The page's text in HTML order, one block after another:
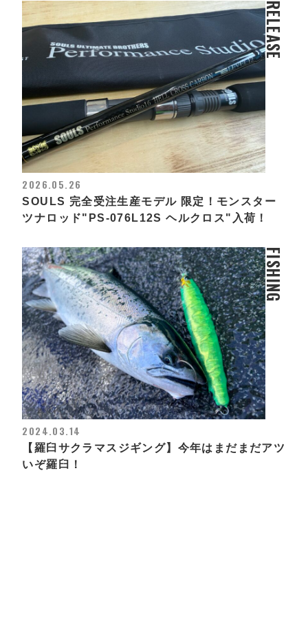
RELEASE
2026.05.26
SOULS 完全受注生産モデル 限定！モンスター
ツナロッド"PS-076L12S ヘルクロス"入荷！
FISHING
2024.03.14
【羅臼サクラマスジギング】今年はまだまだアツ
いぞ羅臼！